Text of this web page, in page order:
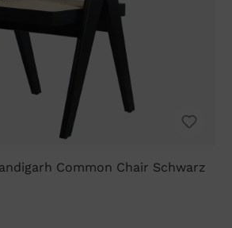
Common Chair Schwarz